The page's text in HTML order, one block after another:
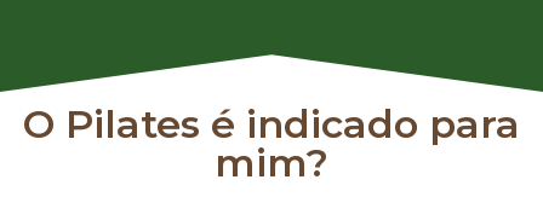
O Pilates é indicado para
mim?